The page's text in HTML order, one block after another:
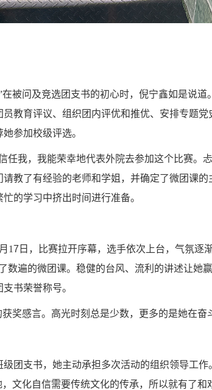
在被问及竞选团支书的初心时，倪宁鑫如是说
员教育评议、 组织团内评优和推优、 安排专题党
参加校级评选。
任我，我能荣幸地代表外院去参加这个比赛。
请教了有经验的老师和学姐， 并确定了微团课的
忙的学习中挤出时间进行准备。
17 日，比赛拉开序幕，选手依次上台，气氛逐
数遍的微团课。稳健的台风、 流利的讲述让她
支书荣誉称号。
获奖感言。高光时刻总是少数， 更多的是她在奋
级团支书，她主动承担多次活动的组织领导工作
文化自信需要传统文化的传承， 所以就有了和